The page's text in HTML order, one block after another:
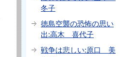
冬子
徳島空襲の恐怖の思い
出:高木 喜代子
戦争は悲しい:原口 美